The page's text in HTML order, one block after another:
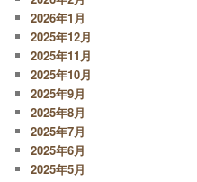
2026年1月
2025年12月
2025年11月
2025年10月
2025年9月
2025年8月
2025年7月
2025年6月
2025年5月